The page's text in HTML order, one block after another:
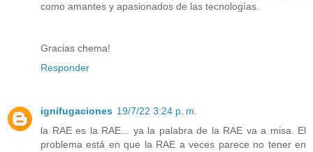
como amantes y apasionados de las tecnologías.
Gracias chema!
Responder
ignifugaciones 19/7/22 3:24 p. m.
la RAE es la RAE... ya la palabra de la RAE va a misa. El
problema está en que la RAE a veces parece no tener en